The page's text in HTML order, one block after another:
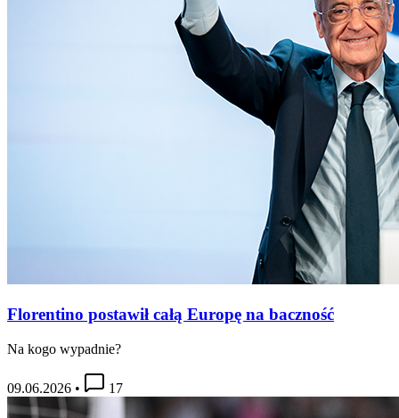
Florentino postawił całą Europę na baczność
Na kogo wypadnie?
09.06.2026 • 17